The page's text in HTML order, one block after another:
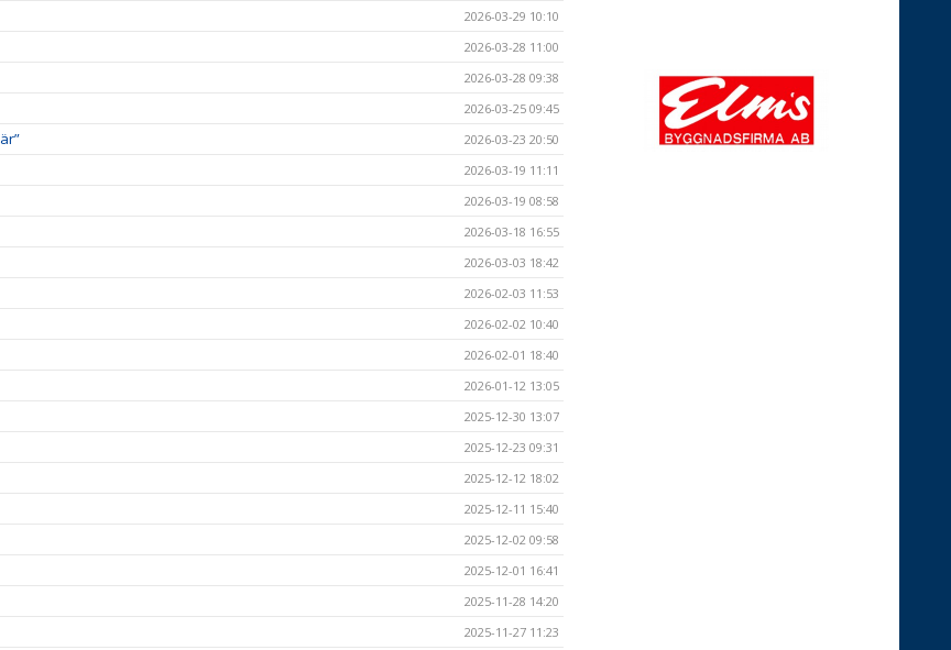
2026-03-29 10:10
2026-03-28 11:00
2026-03-28 09:38
2026-03-25 09:45
2026-03-23 20:50
2026-03-19 11:11
2026-03-19 08:58
2026-03-18 16:55
2026-03-03 18:42
2026-02-03 11:53
2026-02-02 10:40
2026-02-01 18:40
2026-01-12 13:05
2025-12-30 13:07
2025-12-23 09:31
2025-12-12 18:02
2025-12-11 15:40
2025-12-02 09:58
2025-12-01 16:41
2025-11-28 14:20
2025-11-27 11:23